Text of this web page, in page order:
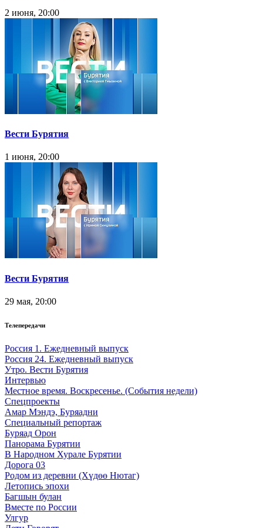
2 июня, 20:00
Вести Бурятия
1 июня, 20:00
Вести Бурятия
29 мая, 20:00
Телепередачи
Россия 1. Ежедневный выпуск
Россия 24. Ежедневный выпуск
Утро. Вести Бурятия
Интервью
Местное время. Воскресенье. (События недели)
Спецпроекты
Амар Мэндэ, Буряадни
Специальный репортаж
Буряад Орон
Панорама Бурятии
В Народном Хурале Бурятии
Дорога 03
Родом из деревни (Хүдөө Нютаг)
Летопись эпохи
Багшын булан
Вместе по России
Улгур